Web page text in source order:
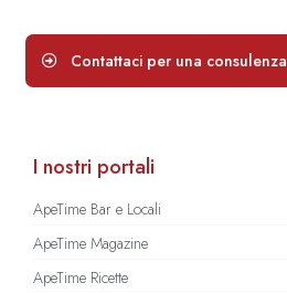
Contattaci per una consulenza
I nostri portali
ApeTime Bar e Locali
ApeTime Magazine
ApeTime Ricette